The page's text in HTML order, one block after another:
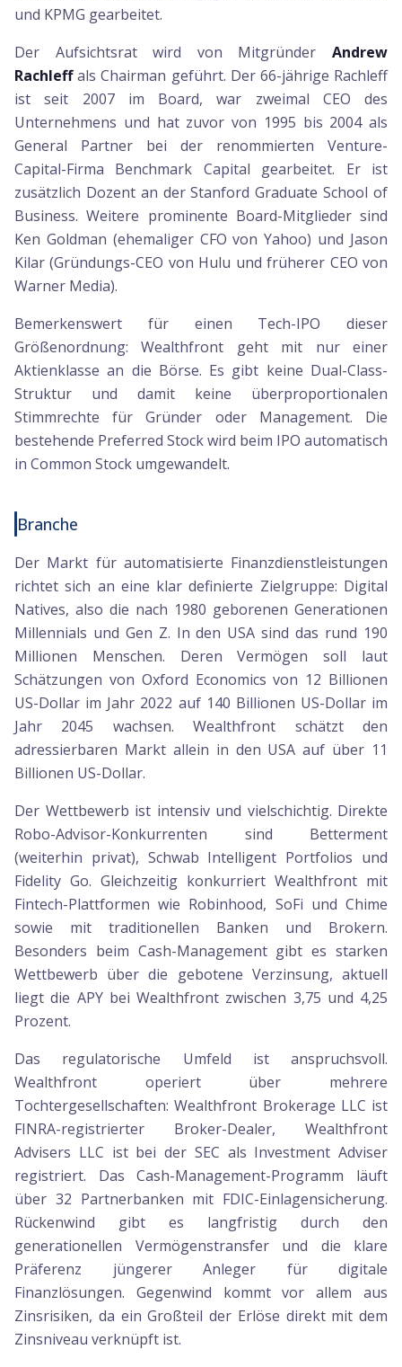
und KPMG gearbeitet.
Der Aufsichtsrat wird von Mitgründer Andrew
Rachleffals Chairman geführt. Der 66-jährige Rachleff
ist seit 2007 im Board, war zweimal CEO des
Unternehmens und hat zuvor von 1995 bis 2004 als
General Partner bei der renommierten Venture-
Capital-Firma Benchmark Capital gearbeitet. Er ist
zusätzlich Dozent an der Stanford Graduate School of
Business. Weitere prominente Board-Mitglieder sind
Ken Goldman (ehemaliger CFO von Yahoo) und Jason
Kilar (Gründungs-CEO von Hulu und früherer CEO von
Warner Media).
Bemerkenswert für einen Tech-IPO dieser
Größenordnung: Wealthfront geht mit nur einer
Aktienklasse an die Börse. Es gibt keine Dual-Class-
Struktur und damit keine überproportionalen
Stimmrechte für Gründer oder Management. Die
bestehende Preferred Stock wird beim IPO automatisch
in Common Stock umgewandelt.
Branche
Der Markt für automatisierte Finanzdienstleistungen
richtet sich an eine klar definierte Zielgruppe: Digital
Natives, also die nach 1980 geborenen Generationen
Millennials und Gen Z. In den USA sind das rund 190
Millionen Menschen. Deren Vermögen soll laut
Schätzungen von Oxford Economics von 12 Billionen
US-Dollar im Jahr 2022 auf 140 Billionen US-Dollar im
Jahr 2045 wachsen. Wealthfront schätzt den
adressierbaren Markt allein in den USA auf über 11
Billionen US-Dollar.
Der Wettbewerb ist intensiv und vielschichtig. Direkte
Robo-Advisor-Konkurrenten sind Betterment
(weiterhin privat), Schwab Intelligent Portfolios und
Fidelity Go. Gleichzeitig konkurriert Wealthfront mit
Fintech-Plattformen wie Robinhood, SoFi und Chime
sowie mit traditionellen Banken und Brokern.
Besonders beim Cash-Management gibt es starken
Wettbewerb über die gebotene Verzinsung, aktuell
liegt die APY bei Wealthfront zwischen 3,75 und 4,25
Prozent.
Das regulatorische Umfeld ist anspruchsvoll.
Wealthfront operiert über mehrere
Tochtergesellschaften: Wealthfront Brokerage LLC ist
FINRA-registrierter Broker-Dealer, Wealthfront
Advisers LLC ist bei der SEC als Investment Adviser
registriert. Das Cash-Management-Programm läuft
über 32 Partnerbanken mit FDIC-Einlagensicherung.
Rückenwind gibt es langfristig durch den
generationellen Vermögenstransfer und die klare
Präferenz jüngerer Anleger für digitale
Finanzlösungen. Gegenwind kommt vor allem aus
Zinsrisiken, da ein Großteil der Erlöse direkt mit dem
Zinsniveau verknüpft ist.